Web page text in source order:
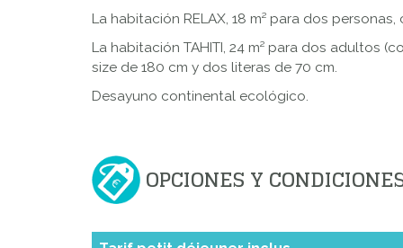
La habitación RELAX, 18 m² para dos
La habitación TAHITI, 24 m² para dos adultos
size de 180 cm y dos literas de 70 cm.
Desayuno continental ecológico.
OPCIONES Y